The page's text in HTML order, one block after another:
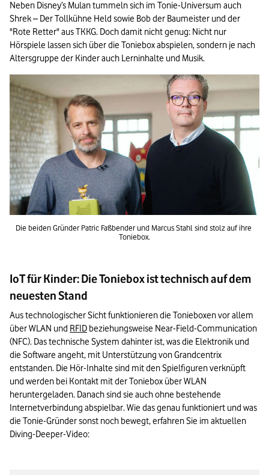
Neben Disney’s Mulan tummeln sich im Tonie-Universum auch
Shrek – Der Tollkühne Held sowie Bob der Baumeister und der
"Rote Retter" aus TKKG. Doch damit nicht genug: Nicht nur
Hörspiele lassen sich über die Toniebox abspielen, sondern je nach
Altersgruppe der Kinder auch Lerninhalte und Musik.
Die beiden Gründer Patric Faßbender und Marcus Stahl sind stolz auf ihre
Toniebox.
IoT für Kinder: Die Toniebox ist technisch auf dem
neuesten Stand
Aus technologischer Sicht funktionieren die Tonieboxen vor allem
über WLAN und RFID beziehungsweise Near-Field-Communication
(NFC). Das technische System dahinter ist, was die Elektronik und
die Software angeht, mit Unterstützung von Grandcentrix
entstanden. Die Hör-Inhalte sind mit den Spielfiguren verknüpft
und werden bei Kontakt mit der Toniebox über WLAN
heruntergeladen. Danach sind sie auch ohne bestehende
Internetverbindung abspielbar. Wie das genau funktioniert und was
die Tonie-Gründer sonst noch bewegt, erfahren Sie im aktuellen
Diving-Deeper-Video: